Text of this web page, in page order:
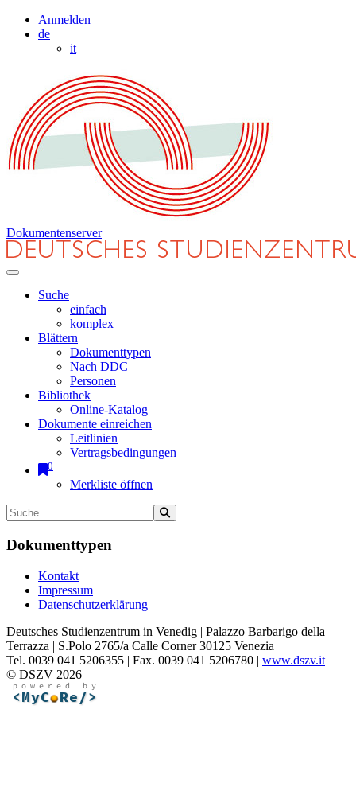
Anmelden
de
it
Dokumentenserver
Suche
einfach
komplex
Blättern
Dokumenttypen
Nach DDC
Personen
Bibliothek
Online-Katalog
Dokumente einreichen
Leitlinien
Vertragsbedingungen
0
Merkliste öffnen
Dokumenttypen
Kontakt
Impressum
Datenschutzerklärung
Deutsches Studienzentrum in Venedig | Palazzo Barbarigo della
Terrazza | S.Polo 2765/a Calle Corner 30125 Venezia
Tel. 0039 041 5206355 | Fax. 0039 041 5206780 | www.dszv.it
© DSZV 2026